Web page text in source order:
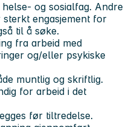
og sosialfag. Andre
engasjement for
til å søke.
fra arbeid med
og/eller psykiske
muntlig og skriftlig.
for arbeid i det
før tiltredelse.